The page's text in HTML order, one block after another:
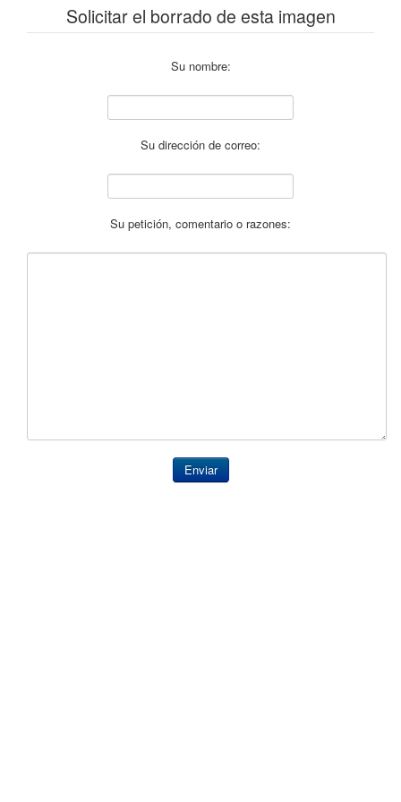
Solicitar el borrado de esta imagen
Su nombre:
Su dirección de correo:
Su petición, comentario o razones: